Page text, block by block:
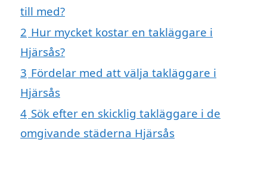
till med?
2 Hur mycket kostar en takläggare i
Hjärsås?
3 Fördelar med att välja takläggare i
Hjärsås
4 Sök efter en skicklig takläggare i de
omgivande städerna Hjärsås